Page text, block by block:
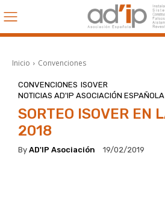
Inicio Convenciones
CONVENCIONES ISOVER
NOTICIAS AD'IP ASOCIACIÓN ESPAÑOLA
SORTEO ISOVER EN
2018
By AD'IP Asociación 19/02/2019